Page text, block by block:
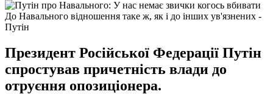
До Навального відношення таке ж, як і до інших ув'язнених -
Путін
Президент Російської Федерації Путін
спростував причетність влади до
отруєння опозиціонера.